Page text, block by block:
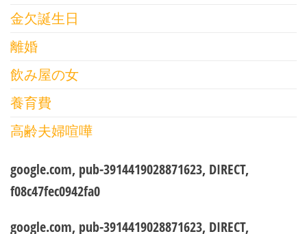
金欠誕生日
離婚
飲み屋の女
養育費
高齢夫婦喧嘩
google.com, pub-3914419028871623, DIRECT,
f08c47fec0942fa0
google.com, pub-3914419028871623, DIRECT,